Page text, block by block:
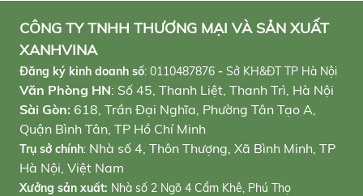
CÔNG TY TNHH THƯƠNG MẠI VÀ SẢN XUẤT
XANHVINA
Đăng ký kinh doanh số: 0110487876 - Sở KH&ĐT TP Hà Nội
Văn Phòng HN: Số 45, Thanh Liệt, Thanh Trì, Hà Nội
Sài Gòn: 618, Trần Đại Nghĩa, Phường Tân Tạo A,
Quận Bình Tân, TP Hồ Chí Minh
Trụ sở chính: Nhà số 4, Thôn Thượng, Xã Bình Minh, TP
Hà Nội, Việt Nam
Xưởng sản xuất: Nhà số 2 Ngõ 4 Cẩm Khê, Phú Thọ